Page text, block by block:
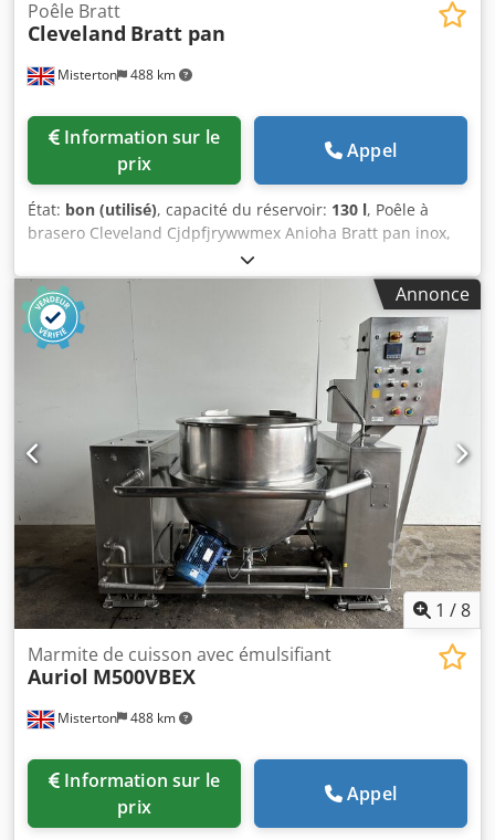
Misterton 488 km
Poêle Bratt
Cleveland Bratt pan
prix
Appel
État: bon (utilisé), capacité du réservoir: 130 l, Poêle à
brasero Cleveland Cjdpfjrywwmex Anioha Bratt pan inox,
basculant, chauffé au gaz, Capacité 130L, 1Ph
Annonce
1 /8
Misterton 488 km
Marmite de cuisson avec émulsifiant
Auriol M500VBEX
prix
Appel